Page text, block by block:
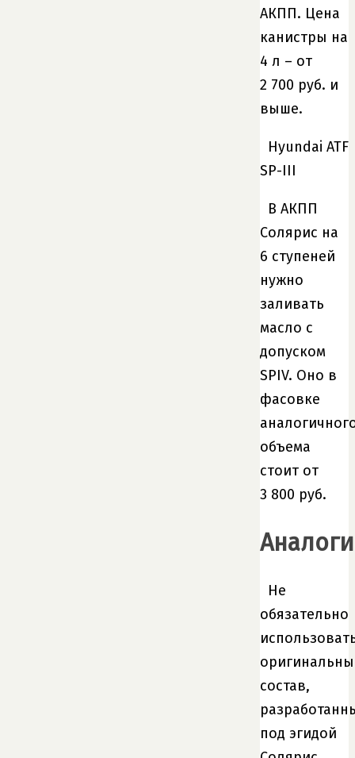
АКПП. Цена
канистры на
4 л – от
2 700 руб. и
выше.
Hyundai ATF
SP-III
В АКПП
Солярис на
6 ступеней
нужно
заливать
масло с
допуском
SPIV. Оно в
фасовке
объема
стоит от
3 800 руб.
Аналоги
Не
обязательно
состав,
под эгидой